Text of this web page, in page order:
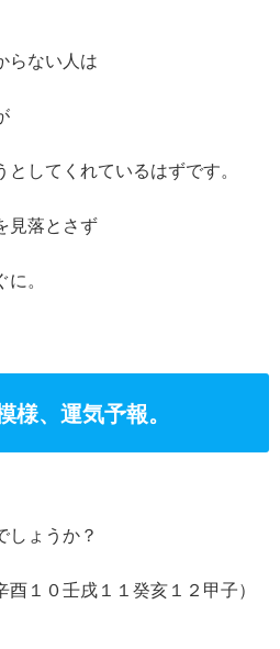
らない人は
してくれているはずです。
見落とさず
。
様、運気予報。
しょうか？
酉１０壬戌１１癸亥１２甲子）